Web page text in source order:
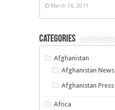
March 16, 2011
Categories
Afghanistan
Afghanistan News
Afghanistan Press
Africa